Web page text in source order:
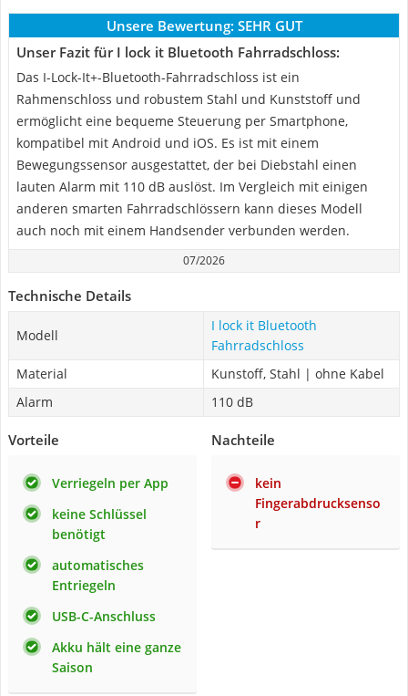
Unsere Bewertung: SEHR GUT
Unser Fazit für I lock it Bluetooth Fahrradschloss:
Das I-Lock-It+-Bluetooth-Fahrradschloss ist ein
Rahmenschloss und robustem Stahl und Kunststoff und
ermöglicht eine bequeme Steuerung per Smartphone,
kompatibel mit Android und iOS. Es ist mit einem
Bewegungssensor ausgestattet, der bei Diebstahl einen
lauten Alarm mit 110 dB auslöst. Im Vergleich mit einigen
anderen smarten Fahrradschlössern kann dieses Modell
auch noch mit einem Handsender verbunden werden.
07/2026
Technische Details
Modell
I lock it Bluetooth
Fahrradschloss
Material
Kunstoff, Stahl | ohne Kabel
Alarm
110 dB
Vorteile
Verriegeln per App
keine Schlüssel
benötigt
automatisches
Entriegeln
USB-C-Anschluss
Akku hält eine ganze
Saison
Nachteile
kein
Fingerabdrucksenso
r